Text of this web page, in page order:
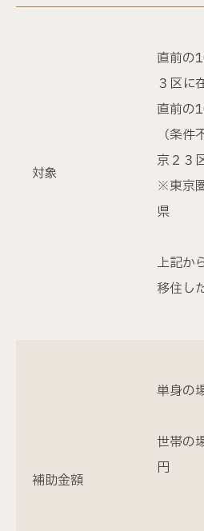
対象
直前の
３区に
直前の
（条
京２３
※東京
県
上記か
移住し
補助金額
単身の
世帯の